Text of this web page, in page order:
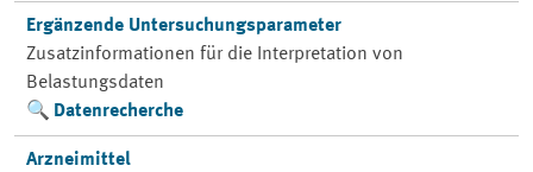
Ergänzende Untersuchungsparameter
Zusatzinformationen für die Interpretation von
Belastungsdaten
Datenrecherche
Arzneimittel